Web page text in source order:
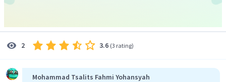
2 3.6 (3 rating)
Mohammad Tsalits Fahmi Yohansyah